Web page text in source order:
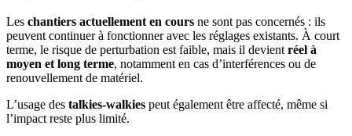
Les chantiers actuellement en cours ne sont pas concernés : ils
peuvent continuer à fonctionner avec les réglages existants. À court
terme, le risque de perturbation est faible, mais il devient réel à
moyen et long terme, notamment en cas d’interférences ou de
renouvellement de matériel.
L’usage des talkies-walkies peut également être affecté, même si
l’impact reste plus limité.